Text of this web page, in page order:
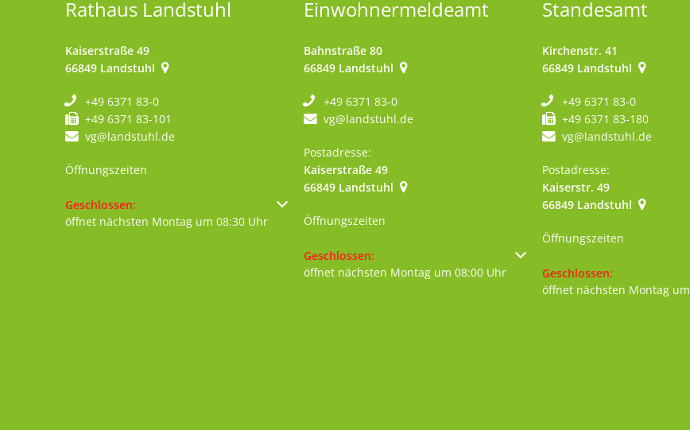
Rathaus Landstuhl
Kaiserstraße 49
66849 Landstuhl
+49 6371 83-0
+49 6371 83-101
vg@landstuhl.de
Öffnungszeiten
Klicken, um weitere Öffnungs- oder Schließzeiten auszublenden
Geschlossen:
öffnet nächsten Montag um 08:30 Uhr
Einwohnermeldeamt
Bahnstraße 80
66849 Landstuhl
+49 6371 83-0
vg@landstuhl.de
Postadresse:
Kaiserstraße 49
66849 Landstuhl
Öffnungszeiten
Klicken, um weitere Öffnungs- oder Schließzeiten auszublenden
Geschlossen:
öffnet nächsten Montag um 08:00 Uhr
Standesamt
Kirchenstr. 41
66849 Landstuhl
+49 6371 83-0
+49 6371 83-180
vg@landstuhl.de
Postadresse:
Kaiserstr. 49
66849 Landstuhl
Öffnungszeiten
Klicken, um weitere
Geschlossen:
öffnet nächsten Montag